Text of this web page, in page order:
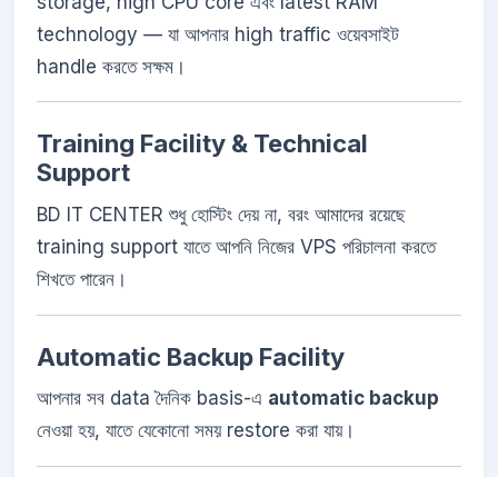
technology — যা আপনার high traffic ওয়েবসাইট
handle করতে সক্ষম।
Training Facility & Technical
Support
BD IT CENTER শুধু হোস্টিং দেয় না, বরং আমাদের রয়েছে
training support যাতে আপনি নিজের VPS পরিচালনা করতে
শিখতে পারেন।
Automatic Backup Facility
আপনার সব data দৈনিক basis-এ automatic backup
নেওয়া হয়, যাতে যেকোনো সময় restore করা যায়।